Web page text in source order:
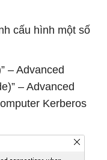
cấu hình một số
– Advanced
– Advanced
Kerberos